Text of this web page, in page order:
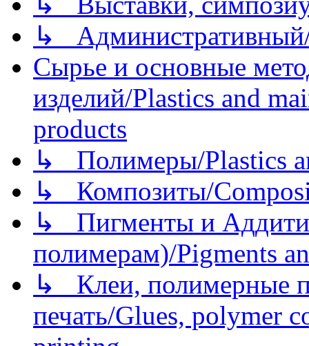
↳
Сырье и основные
изделий/Plastics and
products
↳ Полимеры/Plastics
↳ Композиты/
↳ Пигменты и
полимерам)/Pigments
↳ Клеи, полимерные
печать/Glues, polymer